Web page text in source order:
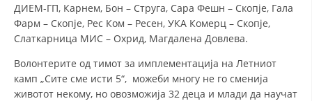
ДИЕМ-ГП, Карнем, Бон – Струга, Сара Фешн – Скопје, Гала
Фарм – Скопје, Рес Ком – Ресен, УКА Комерц – Скопје,
Слаткарница МИС – Охрид, Магдалена Довлева.
Волонтерите од тимот за имплементација на Летниот
камп „Сите сме исти 5“, можеби многу не го сменија
животот некому, но овозможија 32 деца и млади да научат